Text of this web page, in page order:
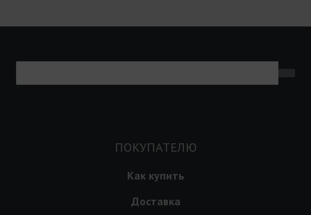
ПОКУПАТЕЛЮ
Как купить
Доставка